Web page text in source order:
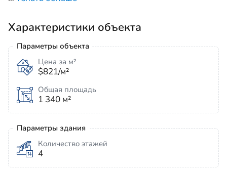
Характеристики объекта
Параметры объекта
Цена за м²
$821/м²
Общая площадь
1 340 м²
Параметры здания
Количество этажей
4